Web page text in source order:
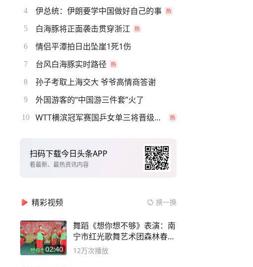
4 伊总统：伊朗要学中国做好自己的事
5 白海豚将正面袭击贯穿浙江
6 情侣平潭拍日出坠崖1死1伤
7 台风白海豚实时路径
8 孙子考取上海交大 爷爷高情商答谢
9 外国游客的“中国游三件套”火了
10 WTT横滨冠军赛国乒女单三将晋级四强
扫码下载今日头条APP
看最新、最热资讯内容
精彩视频 换一换
02:40
舞蹈《想你想不够》表演：南
宁市红光歌舞艺术团森林春红
舞蹈队。
12万次播放